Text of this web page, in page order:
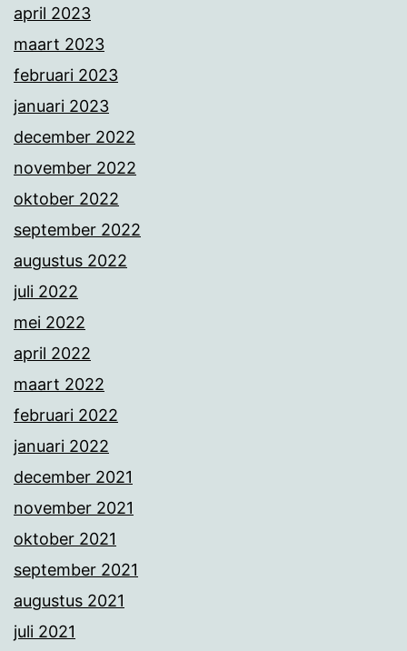
april 2023
maart 2023
februari 2023
januari 2023
december 2022
november 2022
oktober 2022
september 2022
augustus 2022
juli 2022
mei 2022
april 2022
maart 2022
februari 2022
januari 2022
december 2021
november 2021
oktober 2021
september 2021
augustus 2021
juli 2021